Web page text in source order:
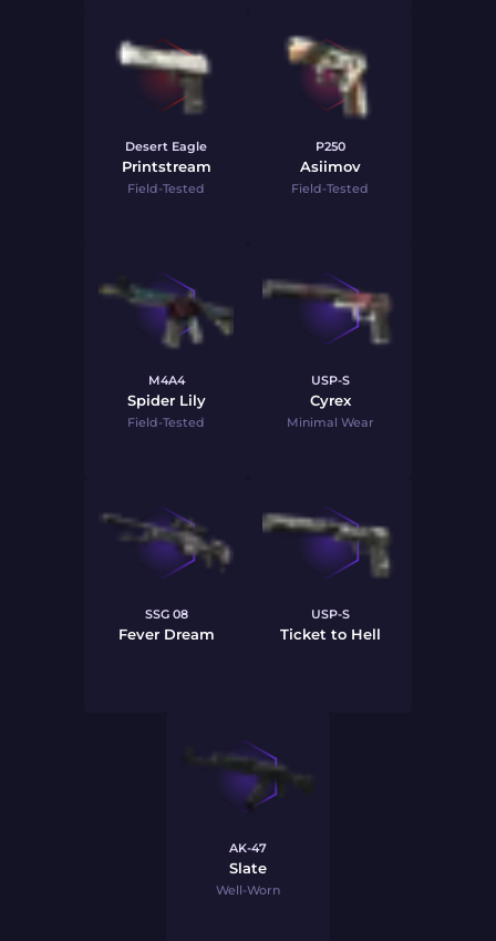
Desert Eagle
Printstream
Field-Tested
P250
Asiimov
Field-Tested
M4A4
Spider Lily
Field-Tested
USP-S
Cyrex
Minimal Wear
SSG 08
Fever Dream
USP-S
Ticket to Hell
AK-47
Slate
Well-Worn